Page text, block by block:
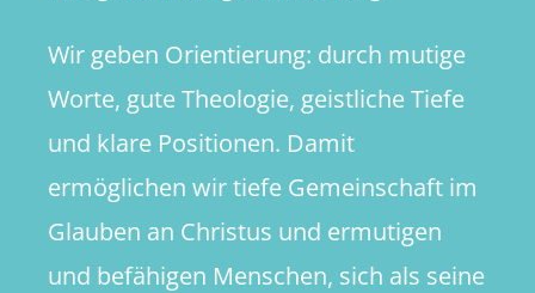
Wir geben Orientierung: durch mutige
Worte, gute Theologie, geistliche Tiefe
und klare Positionen. Damit
ermöglichen wir tiefe Gemeinschaft im
Glauben an Christus und ermutigen
und befähigen Menschen, sich als seine